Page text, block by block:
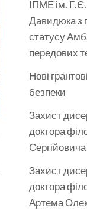
ІПМЕ ім.
Давидюка з
статусу
передових
Нові
безпеки
Захист
доктора
Сергійовича
Захист
доктора
Артема